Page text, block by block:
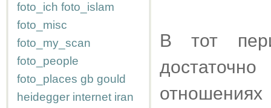
foto_ich foto_islam
foto_misc
foto_my_scan
foto_people
foto_places gb gould
heidegger internet iran
В тот